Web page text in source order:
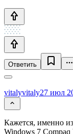
Ответить
vitalyvitaly27 июл
Кажется, именно
Windows 7